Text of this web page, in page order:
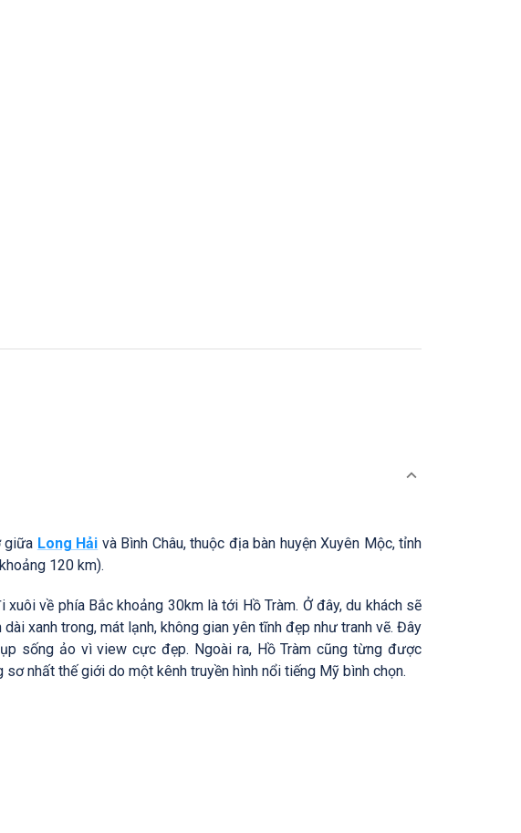
giữa Long Hải và Bình Châu, thuộc địa bàn huyện Xuyên Mộc, tỉnh
khoảng 120 km).
xuôi về phía Bắc khoảng 30km là tới Hồ Tràm. Ở đây, du khách sẽ
xanh trong, mát lạnh, không gian yên tĩnh đẹp như tranh vẽ. Đây
sống ảo vì view cực đẹp. Ngoài ra, Hồ Tràm cũng từng được
sơ nhất thế giới do một kênh truyền hình nổi tiếng Mỹ bình chọn.